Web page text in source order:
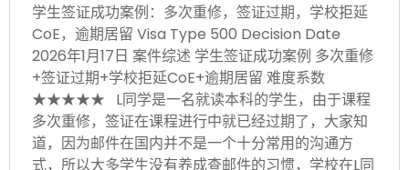
学生签证成功案例：多次重修，签证过期，学校拒延
CoE，逾期居留 Visa Type 500 Decision Date
2026年1月17日 案件综述 学生签证成功案例 多次重修
+签证过期+学校拒延CoE+逾期居留 难度系数
★★★★★ L同学是一名就读本科的学生，由于课程
多次重修，签证在课程进行中就已经过期了，大家知
道，因为邮件在国内并不是一个十分常用的沟通方
式，所以大多学生没有养成查邮件的习惯，学校在L同